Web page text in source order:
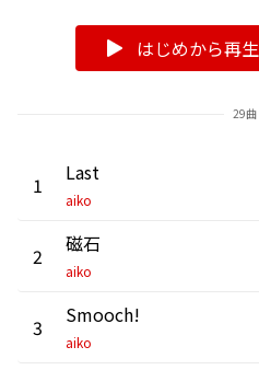
はじめから再生
29曲
1 Last
aiko
2 磁石
aiko
3 Smooch!
aiko